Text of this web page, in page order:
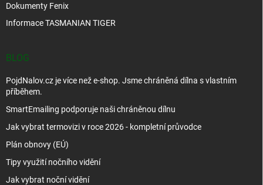
Dokumenty Fenix
Informace TASMANIAN TIGER
BLOG
PojdNalov.cz je více než e-shop. Jsme chráněná dílna s vlastním
příběhem.
SmartEmailing podporuje naši chráněnou dílnu
Jak vybrat termovizi v roce 2026 - kompletní průvodce
Plán obnovy (EÚ)
Tipy využití nočního vidění
Jak vybrat noční vidění